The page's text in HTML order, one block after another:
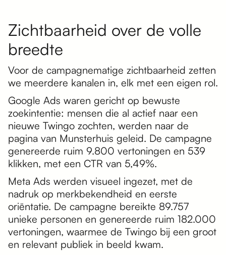
Zichtbaarheid over de volle
breedte
Voor de campagnematige zichtbaarheid zetten
we meerdere kanalen in, elk met een eigen rol.
Google Ads waren gericht op bewuste
zoekintentie: mensen die al actief naar een
nieuwe Twingo zochten, werden naar de
pagina van Munsterhuis geleid. De campagne
genereerde ruim 9.800 vertoningen en 539
klikken, met een CTR van 5,49%.
Meta Ads werden visueel ingezet, met de
nadruk op merkbekendheid en eerste
oriëntatie. De campagne bereikte 89.757
unieke personen en genereerde ruim 182.000
vertoningen, waarmee de Twingo bij een groot
en relevant publiek in beeld kwam.